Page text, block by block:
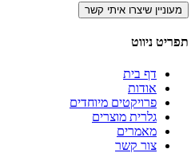
תפריט ניווט
דף בית
אודות
פרויקטים מיוחדים
גלרית מוצרים
מאמרים
צור קשר